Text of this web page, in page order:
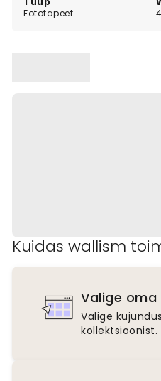
Fototapeet
Kuidas wallism
Valige oma
Valige
kollektsioonist.